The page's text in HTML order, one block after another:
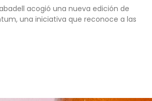
acogió una nueva edición de
una iniciativa que reconoce a las